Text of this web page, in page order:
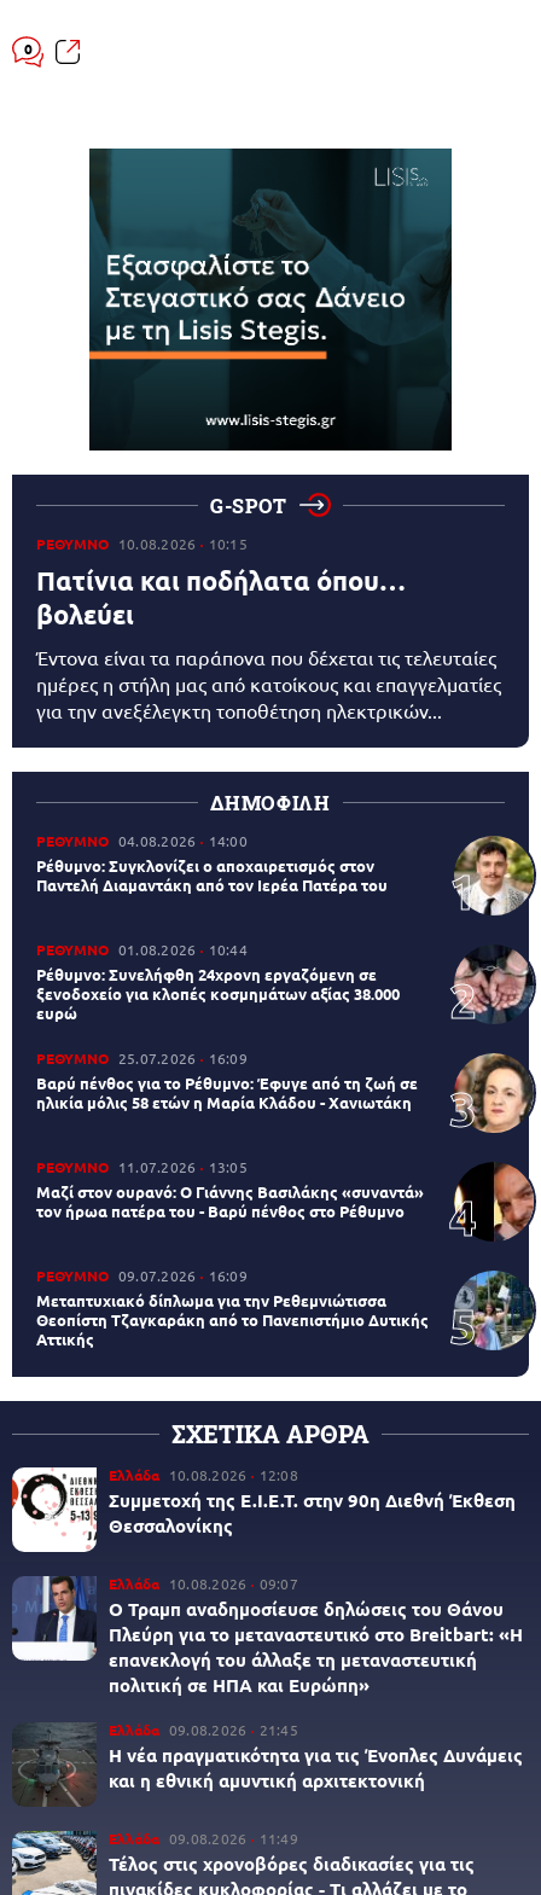
0
G-SPOT
ΡΕΘΥΜΝΟ 10.08.2026 10:15
Πατίνια και ποδήλατα όπου…
βολεύει
Έντονα είναι τα παράπονα που δέχεται τις τελευταίες
ημέρες η στήλη μας από κατοίκους και επαγγελματίες
για την ανεξέλεγκτη τοποθέτηση ηλεκτρικών...
ΔΗΜΟΦΙΛΗ
ΡΕΘΥΜΝΟ 04.08.2026 14:00
Ρέθυμνο: Συγκλονίζει ο αποχαιρετισμός στον
Παντελή Διαμαντάκη από τον Ιερέα Πατέρα του
ΡΕΘΥΜΝΟ 01.08.2026 10:44
Ρέθυμνο: Συνελήφθη 24χρονη εργαζόμενη σε
ξενοδοχείο για κλοπές κοσμημάτων αξίας 38.000
ευρώ
ΡΕΘΥΜΝΟ 25.07.2026 16:09
Βαρύ πένθος για το Ρέθυμνο: Έφυγε από τη ζωή σε
ηλικία μόλις 58 ετών η Μαρία Κλάδου - Χανιωτάκη
ΡΕΘΥΜΝΟ 11.07.2026 13:05
Μαζί στον ουρανό: Ο Γιάννης Βασιλάκης «συναντά»
τον ήρωα πατέρα του - Βαρύ πένθος στο Ρέθυμνο
ΡΕΘΥΜΝΟ 09.07.2026 16:09
Μεταπτυχιακό δίπλωμα για την Ρεθεμνιώτισσα
Θεοπίστη Τζαγκαράκη από το Πανεπιστήμιο Δυτικής
Αττικής
ΣΧΕΤΙΚΑ ΑΡΘΡΑ
Ελλάδα 10.08.2026 12:08
Συμμετοχή της Ε.Ι.Ε.Τ. στην 90η Διεθνή Έκθεση
Θεσσαλονίκης
Ελλάδα 10.08.2026 09:07
Ο Τραμπ αναδημοσίευσε δηλώσεις του Θάνου
Πλεύρη για το μεταναστευτικό στο Breitbart: «Η
επανεκλογή του άλλαξε τη μεταναστευτική
πολιτική σε ΗΠΑ και Ευρώπη»
Ελλάδα 09.08.2026 21:45
Η νέα πραγματικότητα για τις Ένοπλες Δυνάμεις
και η εθνική αμυντική αρχιτεκτονική
Ελλάδα 09.08.2026 11:49
Τέλος στις χρονοβόρες διαδικασίες για τις
πινακίδες κυκλοφορίας - Τι αλλάζει με το